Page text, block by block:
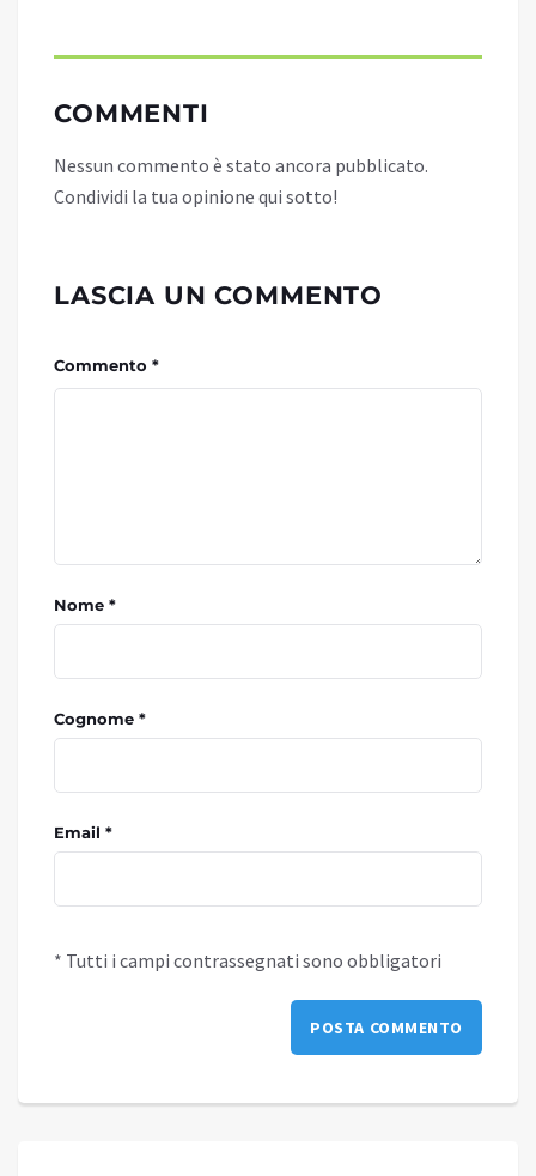
COMMENTI
Nessun commento è stato ancora pubblicato.
Condividi la tua opinione qui sotto!
LASCIA UN COMMENTO
Commento *
Nome *
Cognome *
Email *
* Tutti i campi contrassegnati sono obbligatori